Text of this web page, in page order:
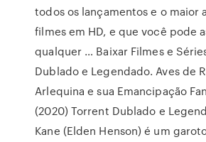
todos os lançamentos e o maior
filmes em HD, e que você pode
qualquer … Baixar Filmes e
Dublado e Legendado. Aves de
Arlequina e sua Emancipação
(2020) Torrent Dublado e
Kane (Elden Henson) é um